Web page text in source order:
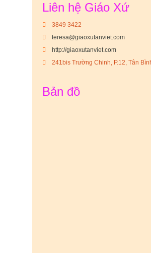
Liên hệ Giáo Xứ
3849 3422
teresa@giaoxutanviet.com
http://giaoxutanviet.com
241bis Trường Chinh, P.12, Tân Bình, Tp.
Bản đồ